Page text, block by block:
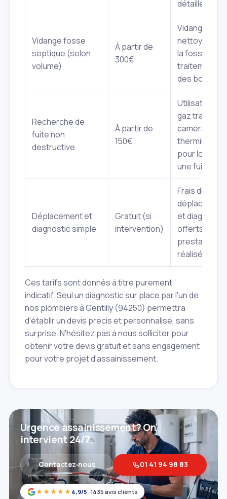
détaillé).
Vidange fosse
septique (selon
volume)
À partir de
300€
Vidange et
nettoyage de
la fosse,
traitement
des boues.
Recherche de
fuite non
destructive
À partir de
150€
Utilisation de
gaz traceur
caméra
thermique
pour
une fuite.
Déplacement et
diagnostic simple
Gratuit (si
intervention)
Frais de
déplacement
et diagnostic
offerts si la
prestation
réalisée.
Ces tarifs sont donnés à titre purement
indicatif. Seul un diagnostic sur place par l'un de
nos plombiers à Gentilly (94250) permettra
d'établir un devis précis et personnalisé, sans
surprise. N'hésitez pas à nous solliciter pour
obtenir votre devis gratuit et sans engagement
pour votre projet d'assainissement.
★★★★★ 4,9/5 · 1435 avis clients
Urgence assainissement? On
intervient 24/7.
Contactez‑nous 01 41 94 98 83